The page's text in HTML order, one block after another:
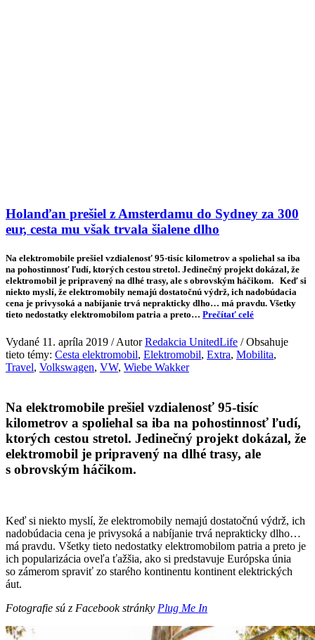
Holanďan prešiel z Amsterdamu do Sydney za 300
eur, cesta mu však trvala šialene dlho
Na elektromobile prešiel vzdialenosť 95-tisíc kilometrov a spoliehal sa iba
na pohostinnosť ľudí, ktorých cestou stretol. Jedinečný projekt dokázal, že
elektromobil je pripravený na dlhé trasy, ale s obrovským háčikom. Keď si
niekto myslí, že elektromobily nemajú dostatočnú výdrž, ich nadobúdacia
cena je privysoká a nabíjanie trvá neprakticky dlho… má pravdu. Všetky
tieto nedostatky elektromobilom patria a preto… Prečítať celé
Vydané 11. apríla 2019 / AutorRedakcia UnitedLife / Obsahuje
tieto témy: Cesta elektromobil, Elektromobil, Extra, Mobilita,
Travel, Volkswagen, VW, Wiebe Wakker
Na elektromobile prešiel vzdialenosť 95-tisíc
kilometrov a spoliehal sa iba na pohostinnosť ľudí,
ktorých cestou stretol. Jedinečný projekt dokázal, že
elektromobil je pripravený na dlhé trasy, ale
s obrovským háčikom.
Keď si niekto myslí, že elektromobily nemajú dostatočnú výdrž, ich
nadobúdacia cena je privysoká a nabíjanie trvá neprakticky dlho…
má pravdu. Všetky tieto nedostatky elektromobilom patria a preto je
ich popularizácia oveľa ťažšia, ako si predstavuje Európska únia
so zámerom spraviť zo starého kontinentu kontinent elektrických
áut.
Fotografie sú z Facebook stránky Plug Me In